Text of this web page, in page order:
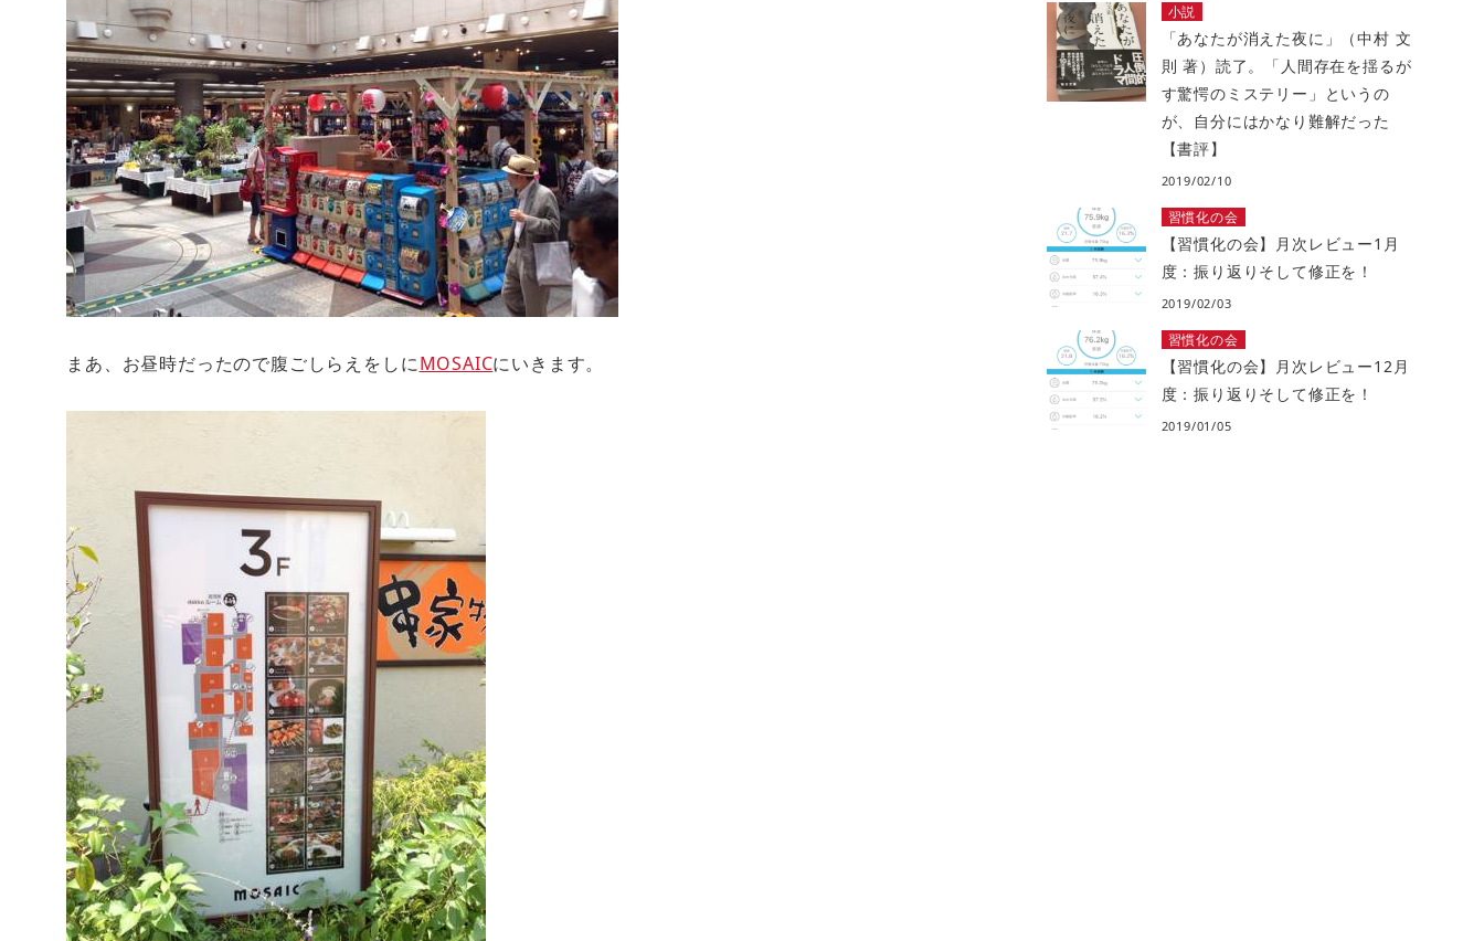
まあ、お昼時だったので腹ごしらえをしにMOSAICにいきます。
小説
「あなたが消えた夜に」（中村 文
則 著）読了。「人間存在を揺るが
す驚愕のミステリー」というの
が、自分にはかなり難解だった
【書評】
2019/02/10
習慣化の会
【習慣化の会】月次レビュー1月
度：振り返りそして修正を！
2019/02/03
習慣化の会
【習慣化の会】月次レビュー12月
度：振り返りそして修正を！
2019/01/05